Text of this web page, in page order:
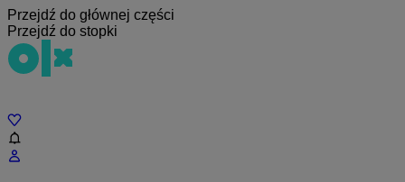
Przejdź do głównej części
Przejdź do stopki